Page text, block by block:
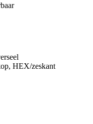
HEX/zeskant